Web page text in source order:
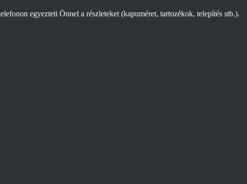
egyezteti Önnel a részleteket (kapuméret, tartozékok, telepítés stb.).